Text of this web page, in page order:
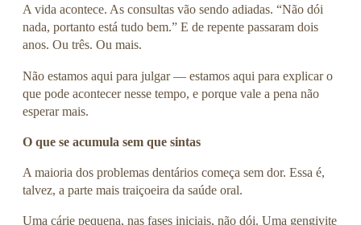
A vida acontece. As consultas vão sendo adiadas. “Não dói
nada, portanto está tudo bem.” E de repente passaram dois
anos. Ou três. Ou mais.
Não estamos aqui para julgar — estamos aqui para explicar o
que pode acontecer nesse tempo, e porque vale a pena não
esperar mais.
O que se acumula sem que sintas
A maioria dos problemas dentários começa sem dor. Essa é,
talvez, a parte mais traiçoeira da saúde oral.
Uma cárie pequena, nas fases iniciais, não dói. Uma gengivite